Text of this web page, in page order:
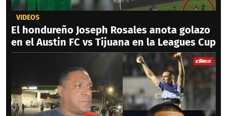
VIDEOS
El hondureño Joseph Rosales anota golazo
en el Austin FC vs Tijuana en la Leagues Cup